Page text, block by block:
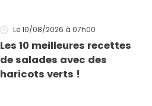
Le 10/08/2026 à 07h00
Les 10 meilleures recettes
de salades avec des
haricots verts !